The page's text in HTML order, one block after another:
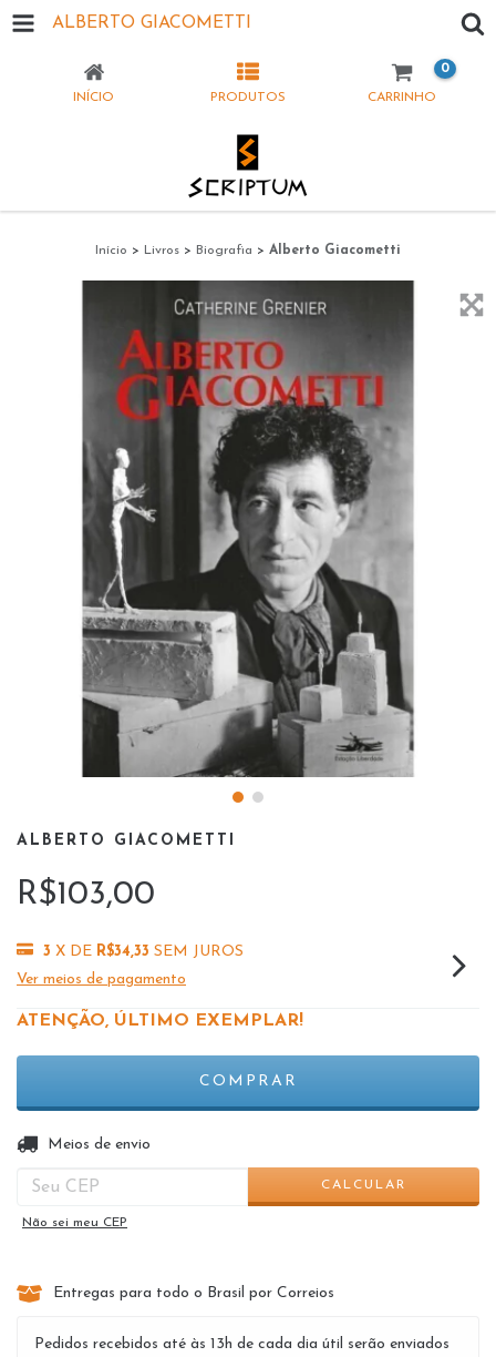
ALBERTO GIACOMETTI
INÍCIO PRODUTOS CARRINHO
0
Início > Livros > Biografia > Alberto Giacometti
ALBERTO GIACOMETTI
R$103,00
3 X DE R$34,33 SEM JUROS
Ver meios de pagamento
ATENÇÃO, ÚLTIMO EXEMPLAR!
Entregas para o CEP:
Meios de envio
CALCULAR
Não sei meu CEP
Entregas para todo o Brasil por Correios
Pedidos recebidos até às 13h de cada dia útil serão enviados